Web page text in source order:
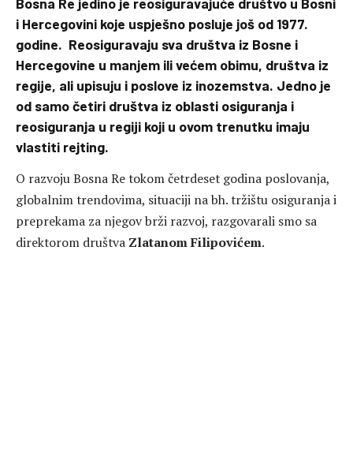
i Hercegovini koje uspješno posluje još od 1977.
godine. Reosiguravaju sva društva iz Bosne i
Hercegovine u manjem ili većem obimu, društva iz
regije, ali upisuju i poslove iz inozemstva. Jedno je
od samo četiri društva iz oblasti osiguranja i
reosiguranja u regiji koji u ovom trenutku imaju
vlastiti rejting.
O razvoju Bosna Re tokom četrdeset godina poslovanja,
globalnim trendovima, situaciji na bh. tržištu osiguranja i
preprekama za njegov brži razvoj, razgovarali smo sa
direktorom društva Zlatanom Filipovićem.